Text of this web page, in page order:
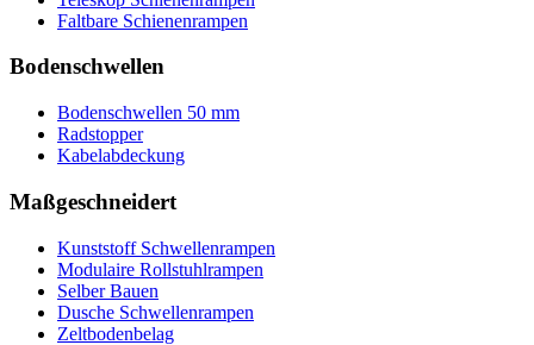
Faltbare Schienenrampen
Bodenschwellen
Bodenschwellen 50 mm
Radstopper
Kabelabdeckung
Maßgeschneidert
Kunststoff Schwellenrampen
Modulaire Rollstuhlrampen
Selber Bauen
Dusche Schwellenrampen
Zeltbodenbelag